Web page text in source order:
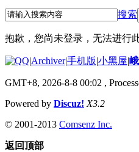
搜索
抱歉，您尚未登录，无法进行
|Archiver|手机版|小黑屋|
GMT+8, 2026-8-8 00:02 ,
Powered by Discuz! X3.2
© 2001-2013 Comsenz Inc.
返回顶部